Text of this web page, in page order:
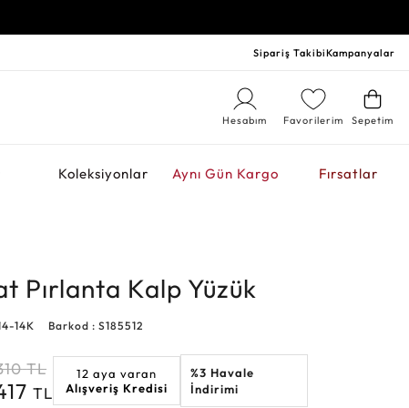
Sipariş TakibiKampanyalar
Sepetim
Favorilerim
Hesabım
Koleksiyonlar Aynı Gün Kargo Fırsatlar
Pırlanta Kalp Yüzük
14K Barkod : S185512
TL
TL
12 aya varan
Alışveriş Kredisi
%3 Havale
İndirimi